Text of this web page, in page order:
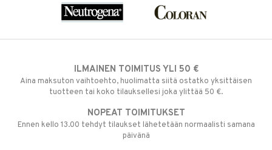
ILMAINEN TOIMITUS YLI 50 €
Aina maksuton vaihtoehto, huolimatta siitä ostatko yksittäisen
tuotteen tai koko tilauksellesi joka ylittää 50 €.
NOPEAT TOIMITUKSET
Ennen kello 13.00 tehdyt tilaukset lähetetään normaalisti samana
päivänä